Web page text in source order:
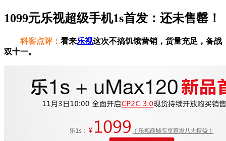
1099元乐视超级手机1s首发：还未售罄！
科客点评： 看来乐视这次不搞饥饿营销，货量充足，备战
双十一。